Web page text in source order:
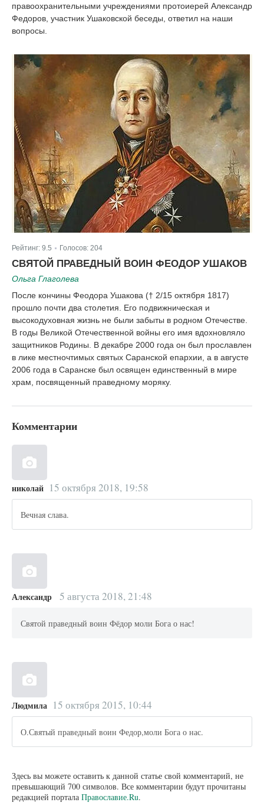
правоохранительными учреждениями протоиерей Александр
Федоров, участник Ушаковской беседы, ответил на наши
вопросы.
Рейтинг: 9.5 Голосов: 204
СВЯТОЙ ПРАВЕДНЫЙ ВОИН ФЕОДОР УШАКОВ
Ольга Глаголева
После кончины Феодора Ушакова († 2/15 октября 1817)
прошло почти два столетия. Его подвижническая и
высокодуховная жизнь не были забыты в родном Отечестве.
В годы Великой Отечественной войны его имя вдохновляло
защитников Родины. В декабре 2000 года он был прославлен
в лике местночтимых святых Саранской епархии, а в августе
2006 года в Саранске был освящен единственный в мире
храм, посвященный праведному моряку.
Комментарии
николай 15 октября 2018, 19:58
Вечная слава.
Александр 5 августа 2018, 21:48
Святой праведный воин Фёдор моли Бога о нас!
Людмила 15 октября 2015, 10:44
О.Святый праведный воин Федор,моли Бога о нас.
Здесь вы можете оставить к данной статье свой комментарий, не
превышающий 700 символов. Все комментарии будут прочитаны
редакцией портала Православие.Ru.